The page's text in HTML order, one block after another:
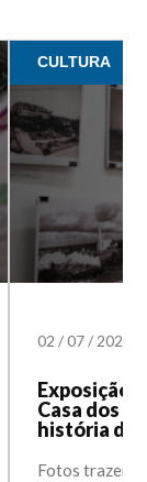
CULTURA
02/07/ 2026
Exposição
Casa dos
história da
Fotos trazem